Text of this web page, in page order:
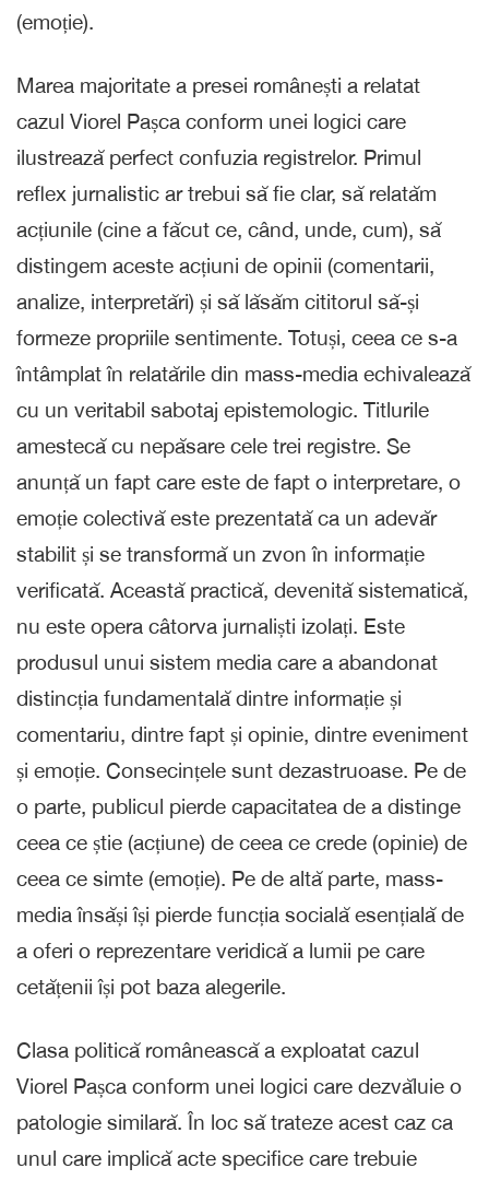
(emoție).
Marea majoritate a presei românești a relatat
cazul Viorel Pașca conform unei logici care
ilustrează perfect confuzia registrelor. Primul
reflex jurnalistic ar trebui să fie clar, să relatăm
acțiunile (cine a făcut ce, când, unde, cum), să
distingem aceste acțiuni de opinii (comentarii,
analize, interpretări) și să lăsăm cititorul să-și
formeze propriile sentimente. Totuși, ceea ce s-a
întâmplat în relatările din mass-media echivalează
cu un veritabil sabotaj epistemologic. Titlurile
amestecă cu nepăsare cele trei registre. Se
anunță un fapt care este de fapt o interpretare, o
emoție colectivă este prezentată ca un adevăr
stabilit și se transformă un zvon în informație
verificată. Această practică, devenită sistematică,
nu este opera câtorva jurnaliști izolați. Este
produsul unui sistem media care a abandonat
distincția fundamentală dintre informație și
comentariu, dintre fapt și opinie, dintre eveniment
și emoție. Consecințele sunt dezastruoase. Pe de
o parte, publicul pierde capacitatea de a distinge
ceea ce știe (acțiune) de ceea ce crede (opinie) de
ceea ce simte (emoție). Pe de altă parte, mass-
media însăși își pierde funcția socială esențială de
a oferi o reprezentare veridică a lumii pe care
cetățenii își pot baza alegerile.
Clasa politică românească a exploatat cazul
Viorel Pașca conform unei logici care dezvăluie o
patologie similară. În loc să trateze acest caz ca
unul care implică acte specifice care trebuie